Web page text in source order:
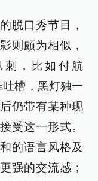
脱口秀节目，
则颇为相似，
，比如付航
吐槽，黑灯独一
仍带有某种现
受这一形式。
的语言风格及
强的交流感；